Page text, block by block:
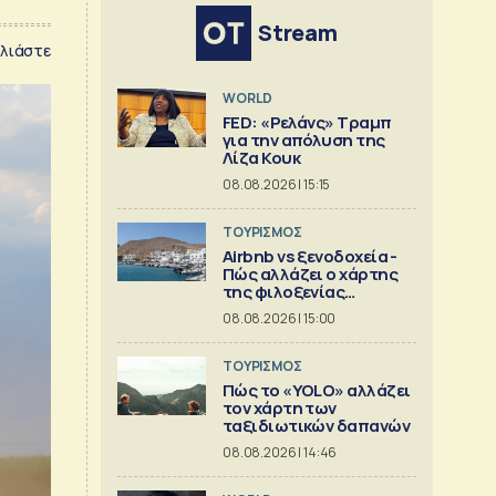
Stream
WORLD
FED: «Ρελάνς» Τραμπ
για την απόλυση της
Λίζα Κουκ
08.08.2026 | 15:15
ΤΟΥΡΙΣΜΟΣ
Airbnb vs ξενοδοχεία -
Πώς αλλάζει ο χάρτης
της φιλοξενίας
[γραφήματα]
08.08.2026 | 15:00
ΤΟΥΡΙΣΜΟΣ
Πώς το «YOLO» αλλάζει
τον χάρτη των
ταξιδιωτικών δαπανών
08.08.2026 | 14:46